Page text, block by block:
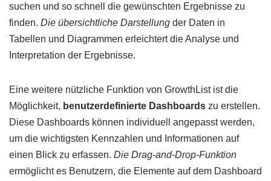
suchen und so schnell die gewünschten Ergebnisse zu
finden. Die übersichtliche Darstellung der Daten in
Tabellen und Diagrammen erleichtert die Analyse und
Interpretation der Ergebnisse.
Eine weitere nützliche Funktion von GrowthList ist die
Möglichkeit, benutzerdefinierte Dashboards zu erstellen.
Diese Dashboards können individuell angepasst werden,
um die wichtigsten Kennzahlen und Informationen auf
einen Blick zu erfassen. Die Drag-and-Drop-Funktion
ermöglicht es Benutzern, die Elemente auf dem Dashboard